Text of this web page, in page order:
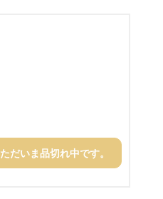
ただいま品切れ中です。